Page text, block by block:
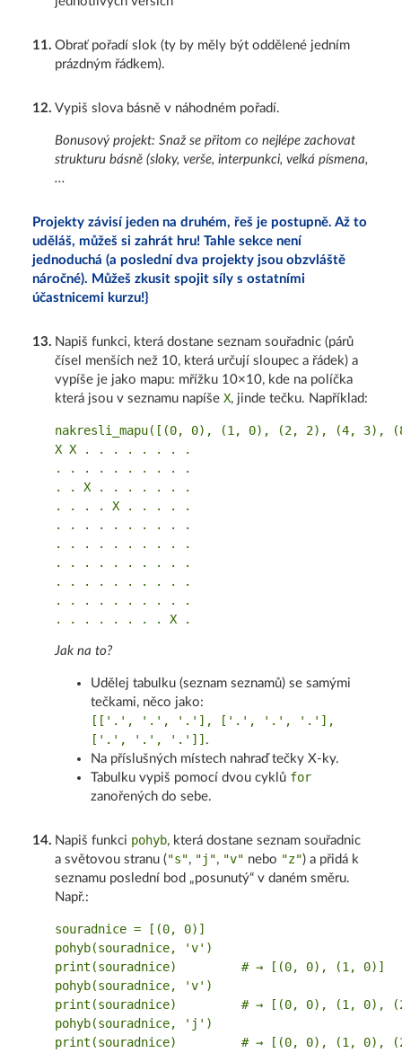
11. Obrať pořadí slok (ty by měly být oddělené jedním
prázdným řádkem).
12. Vypiš slova básně v náhodném pořadí.
Bonusový projekt: Snaž se přitom co nejlépe zachovat
strukturu básně (sloky, verše, interpunkci, velká písmena,
...
Projekty závisí jeden na druhém, řeš je postupně. Až to
uděláš, můžeš si zahrát hru! Tahle sekce není
jednoduchá (a poslední dva projekty jsou obzvláště
náročné). Můžeš zkusit spojit síly s ostatními
účastnicemi kurzu!}
13. Napiš funkci, která dostane seznam souřadnic (párů
čísel menších než 10, která určují sloupec a řádek) a
vypíše je jako mapu: mřížku 10×10, kde na políčka
která jsou v seznamu napíšeX, jinde tečku. Například:
nakresli_mapu([(0, 0), (1, 0), (2, 2), (4, 3),
X X . . . . . . . .
. . . . . . . . . .
. . X . . . . . . .
. . . . X . . . . .
. . . . . . . . . .
. . . . . . . . . .
. . . . . . . . . .
. . . . . . . . . .
. . . . . . . . . .
Jak na to?
Udělej tabulku (seznam seznamů) se samými
tečkami, něco jako:
[['.', '.', '.'], ['.', '.', '.'],
['.', '.', '.']] .
Na příslušných místech nahraď tečky X-ky.
Tabulku vypiš pomocí dvou cyklů for
zanořených do sebe.
14. Napiš funkci pohyb, která dostane seznam souřadnic
a světovou stranu ( "s", "j", "v" nebo "z") a přidá k
seznamu poslední bod „posunutý“ v daném směru.
Např.:
souradnice = [(0, 0)]
pohyb(souradnice, 'v')
print(souradnice)         # → [(0, 0), (1, 0)]
pohyb(souradnice, 'v')
print(souradnice)         # → [(0, 0), (1, 0),
pohyb(souradnice, 'j')
print(souradnice)         # → [(0, 0), (1, 0),